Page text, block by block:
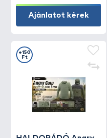
Ajánlatot kérek
+150
Ft